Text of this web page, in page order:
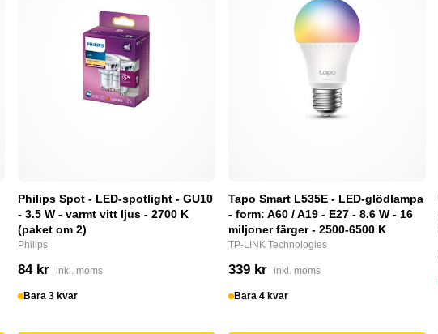
Philips Spot - LED-spotlight - GU10
- 3.5 W - varmt vitt ljus - 2700 K
(paket om 2)
Philips
84 kr inkl. moms
Bara 3 kvar
Tapo Smart L535E - LED-glödlampa
- form: A60 / A19 - E27 - 8.6 W - 16
miljoner färger - 2500-6500 K
TP-LINK Technologies
339 kr inkl. moms
Bara 4 kvar